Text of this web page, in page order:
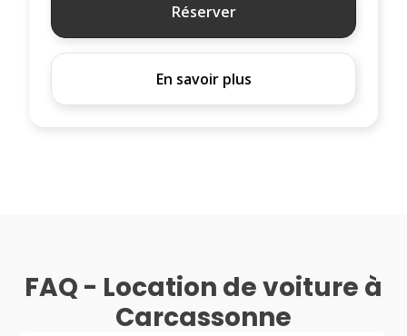
Réserver
En savoir plus
FAQ - Location de voiture à
Carcassonne